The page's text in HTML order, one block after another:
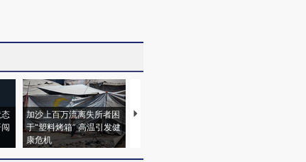
加沙上百万流离失所者困
于“塑料烤箱” 高温引发健
康危机
马航飞行员跨国走私7万